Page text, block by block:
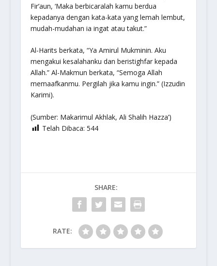
Fir’aun, ‘Maka berbicaralah kamu berdua
kepadanya dengan kata-kata yang lemah lembut,
mudah-mudahan ia ingat atau takut.”
Al-Harits berkata, “Ya Amirul Mukminin. Aku
mengakui kesalahanku dan beristighfar kepada
Allah.” Al-Makmun berkata, “Semoga Allah
memaafkanmu. Pergilah jika kamu ingin.” (Izzudin
Karimi).
(Sumber: Makarimul Akhlak, Ali Shalih Hazza’)
Telah Dibaca: 544
SHARE:
RATE: